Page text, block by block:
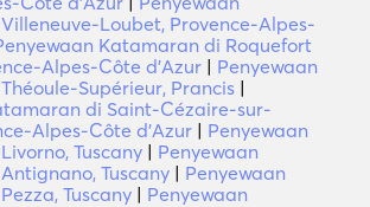
Loubet, Provence-Alpes-
Katamaran di Roquefort
Alpes-Côte d'Azur | Penyewaan
Supérieur, Prancis |
di Saint-Cézaire-sur-
Alpes-Côte d'Azur | Penyewaan
Tuscany | Penyewaan
Tuscany | Penyewaan
Tuscany | Penyewaan